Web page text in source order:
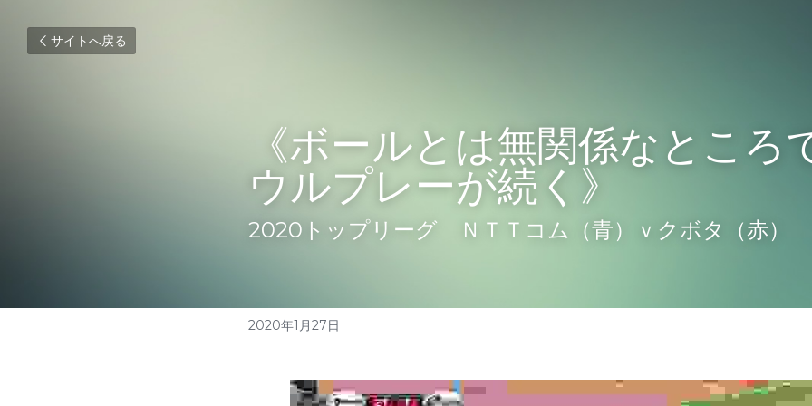
サイトへ戻る
《ボールとは無関係なところ
ウルプレーが続く》
2020トップリーグ　ＮＴＴコム（青）ｖクボタ（赤）
2020年1月27日